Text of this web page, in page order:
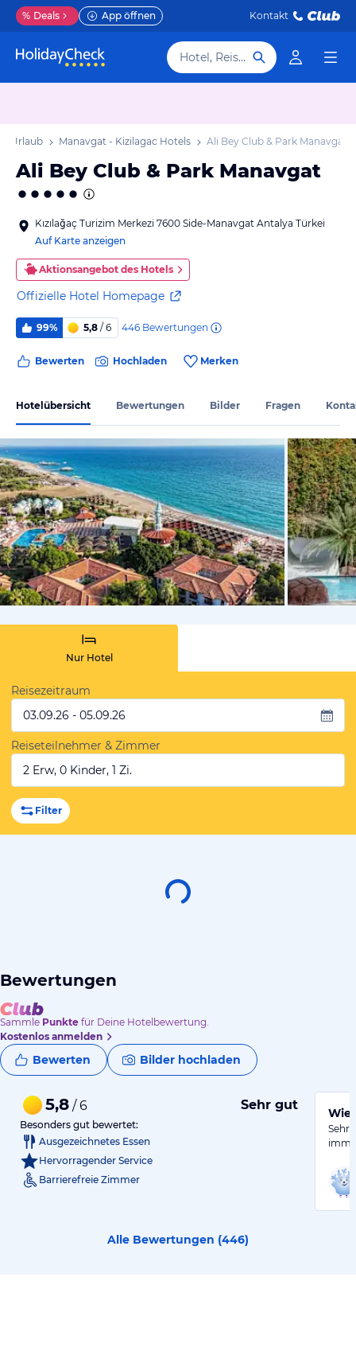
% Deals App öffnen Kontakt
Hotel, Reiseziel
Urlaub Manavgat - Kizilagac Hotels Ali Bey Club & Park Manavgat
Ali Bey Club & Park Manavgat
Kızılağaç Turizim Merkezi 7600 Side-Manavgat Antalya Türkei
Auf Karte anzeigen
Aktionsangebot des Hotels
Offizielle Hotel Homepage
99% 5,8 / 6 446 Bewertungen
Bewerten Hochladen Merken
Hotelübersicht Bewertungen Bilder Fragen
von
Nur Hotel
Reisezeitraum
03.09.26 - 05.09.26
Reiseteilnehmer & Zimmer
2 Erw, 0 Kinder, 1 Zi.
Filter
Bewertungen
Sammle Punkte für Deine Hotelbewertung.
Kostenlos anmelden
Bewerten Bilder hochladen
5,8 / 6 Sehr gut
Besonders gut bewertet:
Ausgezeichnetes Essen
Hervorragender Service
Barrierefreie Zimmer
Sehr
Alle Bewertungen (446)